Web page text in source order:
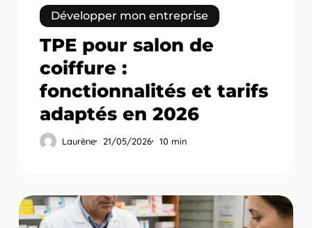
Développer mon entreprise
TPE pour salon de
coiffure :
fonctionnalités et tarifs
adaptés en 2026
Laurène 21/05/2026 10 min
TPE
pour